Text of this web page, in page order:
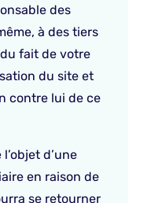
des
à des tiers
fait de votre
du site et
contre lui de ce
d’une
en raison de
se retourner